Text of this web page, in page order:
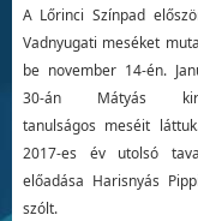
A Lőrinci Színpad
Vadnyugati meséket
be november 14-én.
30-án Mátyás
tanulságos meséit
2017-es év utolsó
előadása Harisnyás
szólt.